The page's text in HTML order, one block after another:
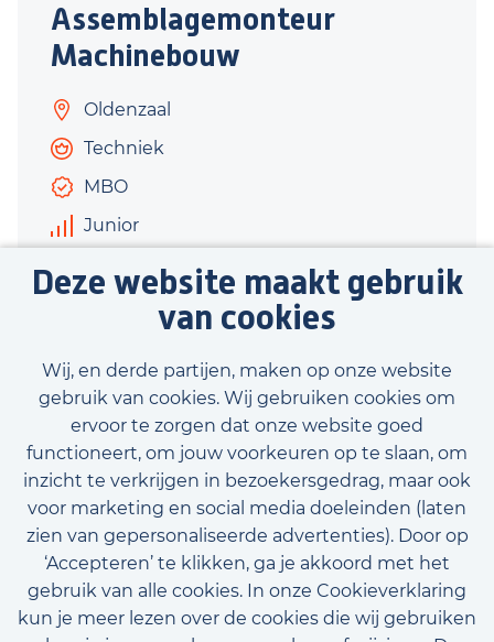
Deze website maakt gebruik
van cookies
Wij, en derde partijen, maken op onze website
gebruik van cookies. Wij gebruiken cookies om
ervoor te zorgen dat onze website goed
functioneert, om jouw voorkeuren op te slaan, om
inzicht te verkrijgen in bezoekersgedrag, maar ook
voor marketing en social media doeleinden (laten
zien van gepersonaliseerde advertenties). Door op
‘Accepteren’ te klikken, ga je akkoord met het
gebruik van alle cookies. In onze Cookieverklaring
kun je meer lezen over de cookies die wij gebruiken
Assemblagemonteur
Machinebouw
Oldenzaal
Techniek
MBO
Junior
€3.000 - €3.500
Bekijk vacature
Bekijk onze beschikbare vacatures